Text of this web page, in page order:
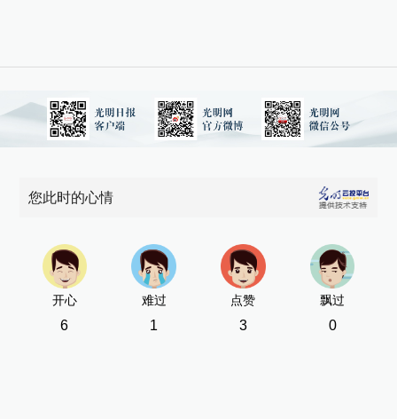
您此时的心情
开心
6
难过
1
点赞
3
飘过
0